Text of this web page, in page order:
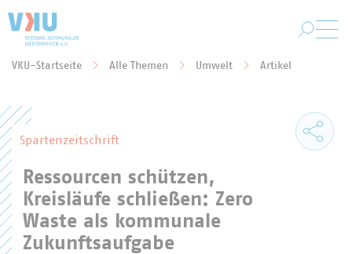
VKU-Startseite Alle Themen Umwelt Artikel
Spartenzeitschrift
Ressourcen schützen,
Kreisläufe schließen: Zero
Waste als kommunale
Zukunftsaufgabe